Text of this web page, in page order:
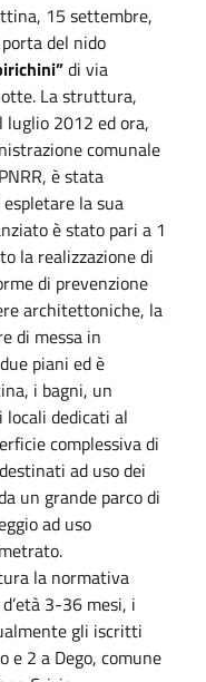
15 settembre,
del nido
di via
La struttura,
2012 ed ora,
comunale
è stata
la sua
è stato pari a 1
la realizzazione di
di prevenzione
architettoniche, la
di messa in
piani ed è
i bagni, un
dedicati al
complessiva di
ad uso dei
un grande parco di
ad uso
la normativa
3-36 mesi, i
gli iscritti
e 2 a Dego, comune